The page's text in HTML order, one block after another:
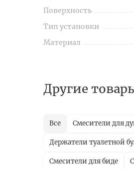
Поверхность
Тип установки
Материал
Другие
Все Смесители для
Держатели туалетной
Смесители для биде